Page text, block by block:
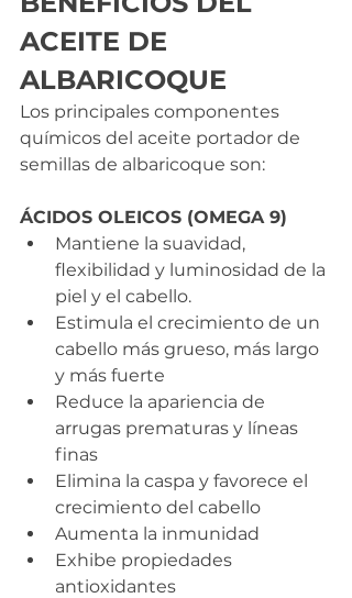
ACEITE DE
ALBARICOQUE
Los principales componentes
químicos del aceite portador de
semillas de albaricoque son:
ÁCIDOS OLEICOS (OMEGA 9)
Mantiene la suavidad,
flexibilidad y luminosidad de la
piel y el cabello.
Estimula el crecimiento de un
cabello más grueso, más largo
y más fuerte
Reduce la apariencia de
arrugas prematuras y líneas
finas
Elimina la caspa y favorece el
crecimiento del cabello
Aumenta la inmunidad
Exhibe propiedades
antioxidantes